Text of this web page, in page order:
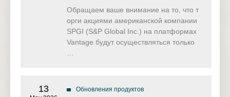
Обращаем ваше внимание на то, что т
орги акциями американской компании
SPGI (S&P Global Inc.) на платформах
Vantage будут осуществляться только
13
Обновления продуктов